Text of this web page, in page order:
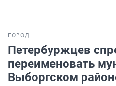
ГОРОД
Петербуржцев
переименовать
Выборгском